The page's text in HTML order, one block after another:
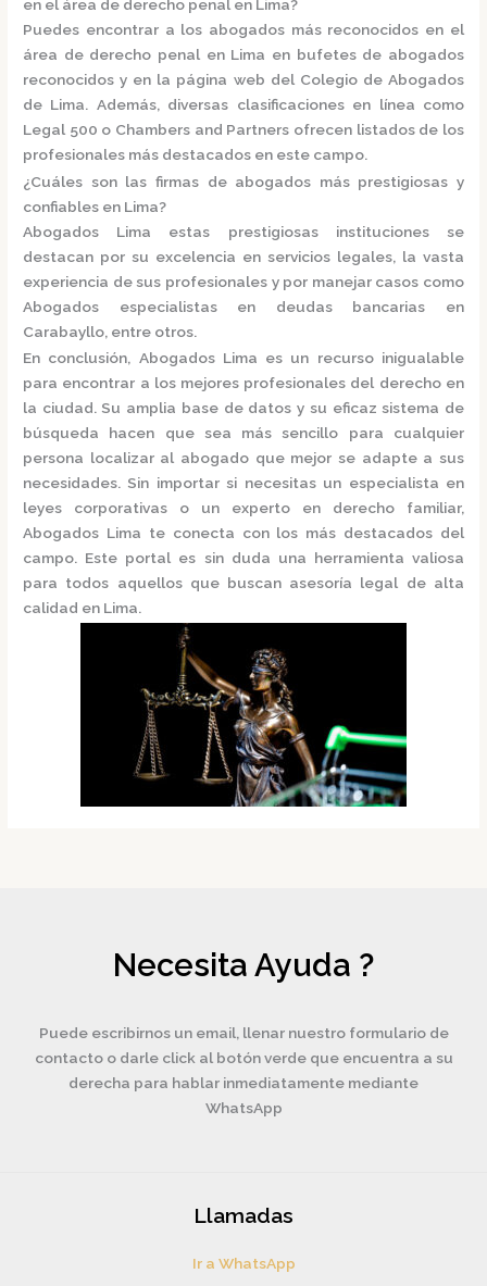
en el área de derecho penal en Lima?
Puedes encontrar a los abogados más reconocidos en el
área de derecho penal en Lima en bufetes de abogados
reconocidos y en la página web del Colegio de Abogados
de Lima. Además, diversas clasificaciones en línea como
Legal 500 o Chambers and Partners ofrecen listados de los
profesionales más destacados en este campo.
¿Cuáles son las firmas de abogados más prestigiosas y
confiables en Lima?
Abogados Lima estas prestigiosas instituciones se
destacan por su excelencia en servicios legales, la vasta
experiencia de sus profesionales y por manejar casos como
Abogados especialistas en deudas bancarias en
Carabayllo, entre otros.
En conclusión, Abogados Lima es un recurso inigualable
para encontrar a los mejores profesionales del derecho en
la ciudad. Su amplia base de datos y su eficaz sistema de
búsqueda hacen que sea más sencillo para cualquier
persona localizar al abogado que mejor se adapte a sus
necesidades. Sin importar si necesitas un especialista en
leyes corporativas o un experto en derecho familiar,
Abogados Lima te conecta con los más destacados del
campo. Este portal es sin duda una herramienta valiosa
para todos aquellos que buscan asesoría legal de alta
calidad en Lima.
Necesita Ayuda ?
Puede escribirnos un email, llenar nuestro formulario de
contacto o darle click al botón verde que encuentra a su
derecha para hablar inmediatamente mediante
WhatsApp
Llamadas
Ir a WhatsApp